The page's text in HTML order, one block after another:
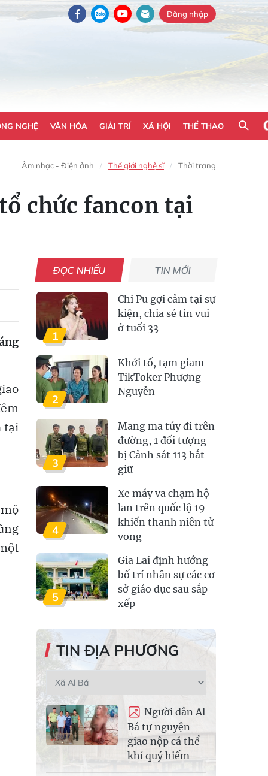
Đăng nhập
NGHỆ VĂN HÓA GIẢI TRÍ XÃ HỘI THỂ THAO
Âm nhạc - Điện ảnh Thế giới nghệ sĩ Thời trang
chức fancon tại
tại
ĐỌC NHIỀU TIN MỚI
1
Chi Pu gợi cảm tại sự
kiện, chia sẻ tin vui
ở tuổi 33
2
Khởi tố, tạm giam
TikToker Phượng
Nguyễn
3
Mang ma túy đi trên
đường, 1 đối tượng
bị Cảnh sát 113 bắt
giữ
4
Xe máy va chạm hộ
lan trên quốc lộ 19
khiến thanh niên tử
vong
5
Gia Lai định hướng
bố trí nhân sự các cơ
sở giáo dục sau sắp
xếp
TIN ĐỊA PHƯƠNG
Người dân Al
Bá tự nguyện
giao nộp cá thể
khỉ quý hiếm